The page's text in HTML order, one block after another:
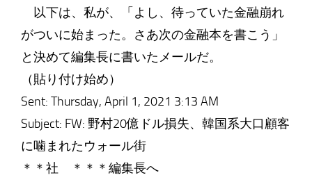
以下は、私が、「よし、待っていた金融崩れ
がついに始まった。さあ次の金融本を書こう」
と決めて編集長に書いたメールだ。
（貼り付け始め）
Sent: Thursday, April 1, 2021 3:13 AM
Subject: FW: 野村20億ドル損失、韓国系大口顧客
に噛まれたウォール街
＊＊社 ＊＊＊編集長へ